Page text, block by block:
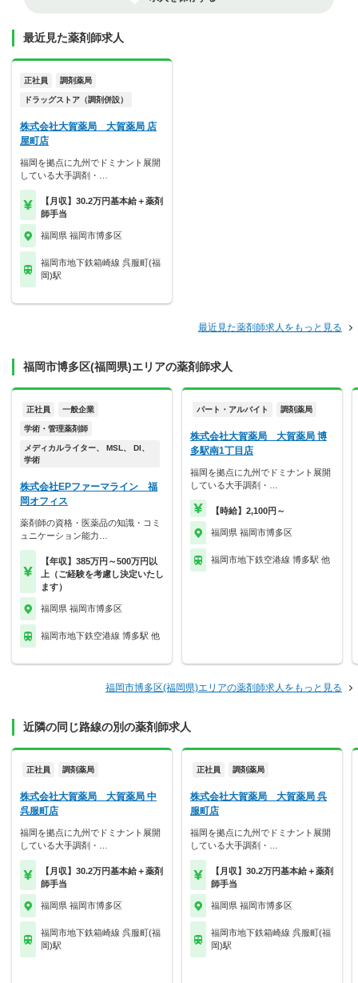
最近見た薬剤師求人
正社員 調剤薬局
ドラッグストア（調剤併設）
株式会社大賀薬局 大賀薬局 店
屋町店
福岡を拠点に九州でドミナント展開
している大手調剤・…
【月収】30.2万円基本給＋薬剤
師手当
福岡県 福岡市博多区
福岡市地下鉄箱崎線 呉服町(福
岡)駅
最近見た薬剤師求人をもっと見る
福岡市博多区(福岡県)エリアの薬剤師求人
正社員 一般企業
学術・管理薬剤師
メディカルライター、 MSL、 DI、
学術
株式会社EPファーマライン 福
岡オフィス
薬剤師の資格・医薬品の知識・コミ
ュニケーション能力…
【年収】385万円～500万円以
上（ご経験を考慮し決定いたし
ます）
福岡県 福岡市博多区
福岡市地下鉄空港線 博多駅 他
パート・アルバイト 調剤薬局
株式会社大賀薬局 大賀薬局 博
多駅南1丁目店
福岡を拠点に九州でドミナント展開
している大手調剤・…
【時給】2,100円～
福岡県 福岡市博多区
福岡市地下鉄空港線 博多駅 他
福岡市博多区(福岡県)エリアの薬剤師求人をもっと見る
近隣の同じ路線の別の薬剤師求人
正社員 調剤薬局
株式会社大賀薬局 大賀薬局 中
呉服町店
福岡を拠点に九州でドミナント展開
している大手調剤・…
【月収】30.2万円基本給＋薬剤
師手当
福岡県 福岡市博多区
福岡市地下鉄箱崎線 呉服町(福
岡)駅
正社員 調剤薬局
株式会社大賀薬局 大賀薬局 呉
服町店
福岡を拠点に九州でドミナント展開
している大手調剤・…
【月収】30.2万円基本給＋薬剤
師手当
福岡県 福岡市博多区
福岡市地下鉄箱崎線 呉服町(福
岡)駅